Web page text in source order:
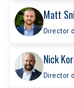
Matt
Director
Nick
Director